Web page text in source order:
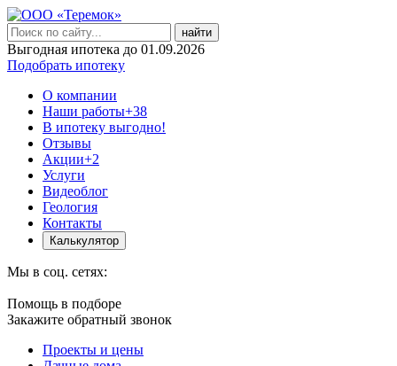
найти
Выгодная ипотека до 01.09.2026
Подобрать ипотеку
О компании
Наши работы+38
В ипотеку выгодно!
Отзывы
Акции+2
Услуги
Видеоблог
Геология
Контакты
Калькулятор
Мы в соц. сетях:
Помощь в подборе
Закажите обратный звонок
Проекты и цены